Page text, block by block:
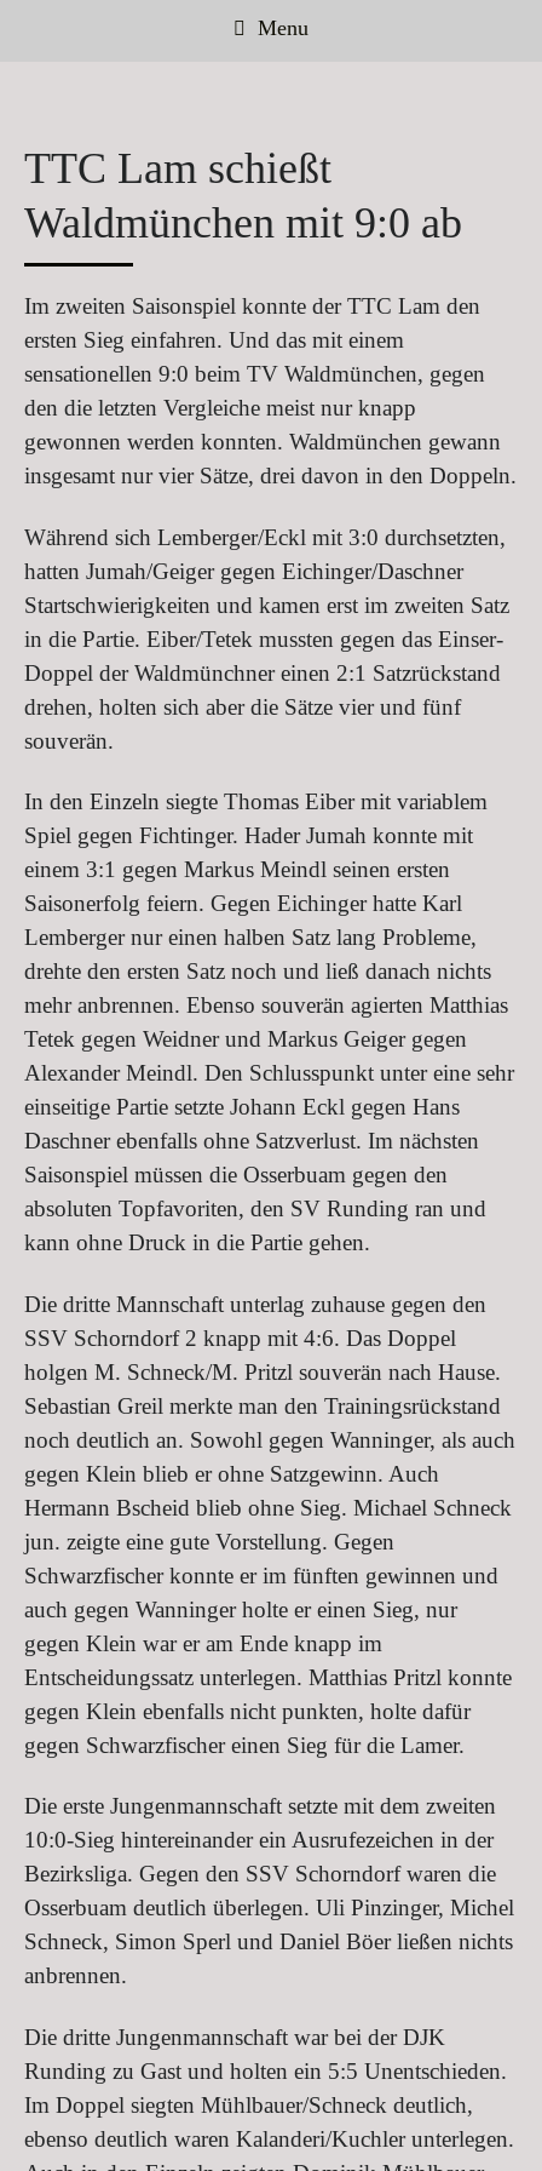
Menu
TTC Lam schießt
Waldmünchen mit 9:0 ab
Im zweiten Saisonspiel konnte der TTC Lam den
ersten Sieg einfahren. Und das mit einem
sensationellen 9:0 beim TV Waldmünchen, gegen
den die letzten Vergleiche meist nur knapp
gewonnen werden konnten. Waldmünchen gewann
insgesamt nur vier Sätze, drei davon in den Doppeln.
Während sich Lemberger/Eckl mit 3:0 durchsetzten,
hatten Jumah/Geiger gegen Eichinger/Daschner
Startschwierigkeiten und kamen erst im zweiten Satz
in die Partie. Eiber/Tetek mussten gegen das Einser-
Doppel der Waldmünchner einen 2:1 Satzrückstand
drehen, holten sich aber die Sätze vier und fünf
souverän.
In den Einzeln siegte Thomas Eiber mit variablem
Spiel gegen Fichtinger. Hader Jumah konnte mit
einem 3:1 gegen Markus Meindl seinen ersten
Saisonerfolg feiern. Gegen Eichinger hatte Karl
Lemberger nur einen halben Satz lang Probleme,
drehte den ersten Satz noch und ließ danach nichts
mehr anbrennen. Ebenso souverän agierten Matthias
Tetek gegen Weidner und Markus Geiger gegen
Alexander Meindl. Den Schlusspunkt unter eine sehr
einseitige Partie setzte Johann Eckl gegen Hans
Daschner ebenfalls ohne Satzverlust. Im nächsten
Saisonspiel müssen die Osserbuam gegen den
absoluten Topfavoriten, den SV Runding ran und
kann ohne Druck in die Partie gehen.
Die dritte Mannschaft unterlag zuhause gegen den
SSV Schorndorf 2 knapp mit 4:6. Das Doppel
holgen M. Schneck/M. Pritzl souverän nach Hause.
Sebastian Greil merkte man den Trainingsrückstand
noch deutlich an. Sowohl gegen Wanninger, als auch
gegen Klein blieb er ohne Satzgewinn. Auch
Hermann Bscheid blieb ohne Sieg. Michael Schneck
jun. zeigte eine gute Vorstellung. Gegen
Schwarzfischer konnte er im fünften gewinnen und
auch gegen Wanninger holte er einen Sieg, nur
gegen Klein war er am Ende knapp im
Entscheidungssatz unterlegen. Matthias Pritzl konnte
gegen Klein ebenfalls nicht punkten, holte dafür
gegen Schwarzfischer einen Sieg für die Lamer.
Die erste Jungenmannschaft setzte mit dem zweiten
10:0-Sieg hintereinander ein Ausrufezeichen in der
Bezirksliga. Gegen den SSV Schorndorf waren die
Osserbuam deutlich überlegen. Uli Pinzinger, Michel
Schneck, Simon Sperl und Daniel Böer ließen nichts
anbrennen.
Die dritte Jungenmannschaft war bei der DJK
Runding zu Gast und holten ein 5:5 Unentschieden.
Im Doppel siegten Mühlbauer/Schneck deutlich,
ebenso deutlich waren Kalanderi/Kuchler unterlegen.